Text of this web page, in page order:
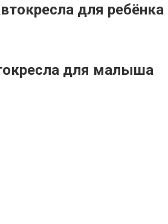
для ребёнка
для малыша